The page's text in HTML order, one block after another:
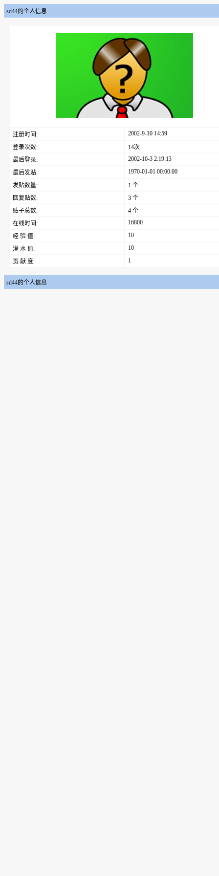
sd44的个人信息
注册时间:
2002-9-10 14:59
登录次数:
14次
最后登录:
2002-10-3 2:19:13
最后发贴:
1970-01-01 00:00:00
发贴数量:
1 个
回复贴数:
3 个
贴子总数:
4 个
在线时间:
16800
经 验 值:
10
灌 水 值:
10
贡 献 度:
1
sd44的个人信息